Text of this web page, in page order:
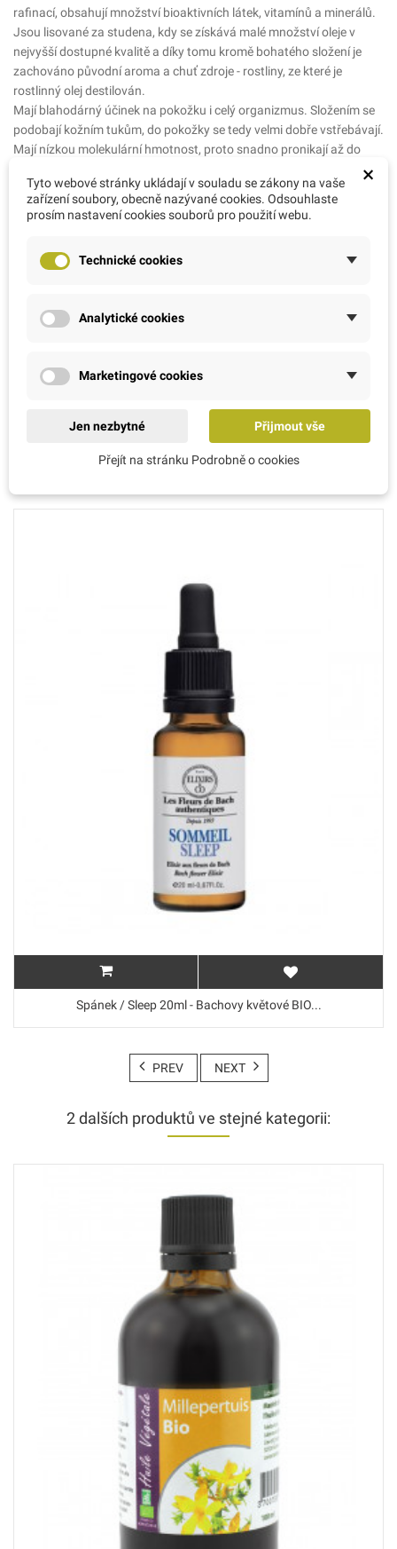
rafinací, obsahují množství bioaktivních látek, vitamínů a minerálů.
Jsou lisované za studena, kdy se získává malé množství oleje v
nejvyšší dostupné kvalitě a díky tomu kromě bohatého složení je
zachováno původní aroma a chuť zdroje - rostliny, ze které je
rostlinný olej destilován.
Mají blahodárný účinek na pokožku i celý organizmus. Složením se
podobají kožním tukům, do pokožky se tedy velmi dobře vstřebávají.
Mají nízkou molekulární hmotnost, proto snadno pronikají až do
Panenské rostlinné oleje obsahují vysoké procento vitaminu E – alfa
tokoferolu, proto je výjimečným bojovníkem proti volným radikálům.
Vyrobeno ve Francii, Laboratoire ALTHO, Francie.
Výhradní zastoupení: AMC RATIO s.r.o., Arch. Weisse 1089, Řevnice,
Ingrédients:
FR-BIO-001, CZ-BIO-002
Zákazníci, kteří si koupili tento produkt, koupili také:
Spánek / Sleep 20ml - Bachovy květové BIO...
PREV NEXT
2 dalších produktů ve stejné kategorii:
×
Tyto webové stránky ukládají v souladu se zákony na vaše
zařízení soubory, obecně nazývané cookies. Odsouhlaste
prosím nastavení cookies souborů pro použití webu.
Technické cookies
Analytické cookies
Marketingové cookies
Jen nezbytné Přijmout vše
Přejít na stránku Podrobně o cookies